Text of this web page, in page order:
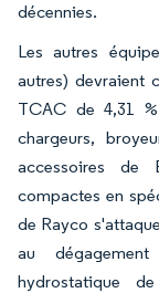
décennies.
Les autres
autres) devraient
TCAC de 4,31
chargeurs,
accessoires de
compactes en
de Rayco
au
hydrostatique